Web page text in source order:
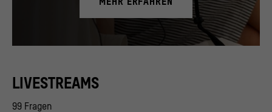
LIVESTREAMS
99 Fragen